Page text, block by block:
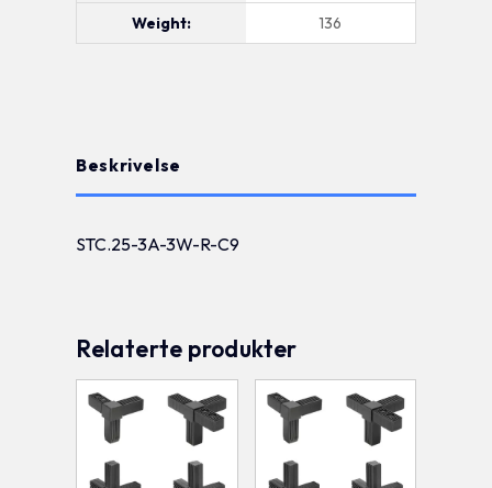
Weight: 136
Beskrivelse
STC.25-3A-3W-R-C9
Relaterte produkter